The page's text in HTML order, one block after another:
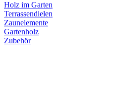
Holz im Garten
Terrassendielen
Zaunelemente
Gartenholz
Zubehör